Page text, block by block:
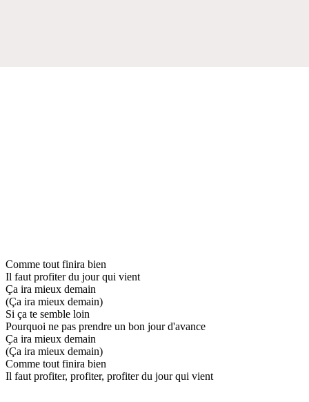
Comme tout finira bien
Il faut profiter du jour qui vient
Ça ira mieux demain
(Ça ira mieux demain)
Si ça te semble loin
Pourquoi ne pas prendre un bon jour d'avance
Ça ira mieux demain
(Ça ira mieux demain)
Comme tout finira bien
Il faut profiter, profiter, profiter du jour qui vient